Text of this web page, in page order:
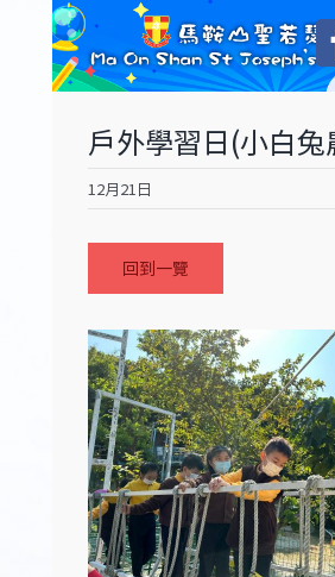
content
戶外學習日(小白兔
12月21日
回到一覽